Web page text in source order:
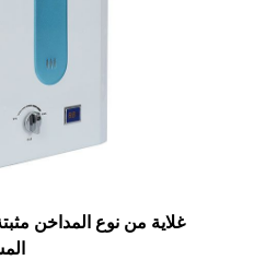
غلاية من نوع المداخن